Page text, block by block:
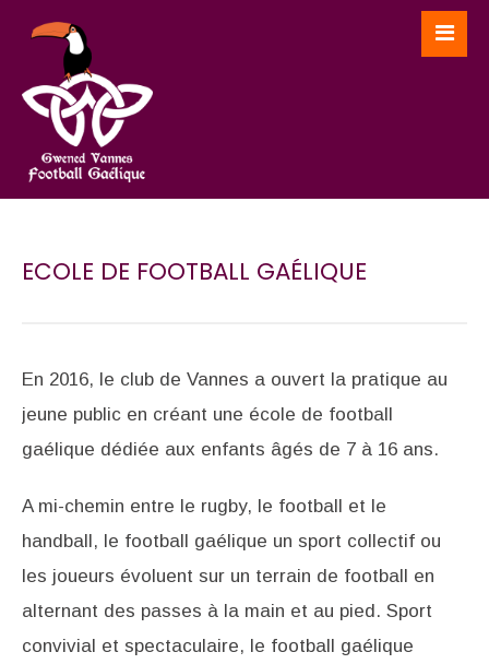
ECOLE DE FOOTBALL GAÉLIQUE
En 2016, le club de Vannes a ouvert la pratique au
jeune public en créant une école de football
gaélique dédiée aux enfants âgés de 7 à 16 ans.
A mi-chemin entre le rugby, le football et le
handball, le football gaélique un sport collectif ou
les joueurs évoluent sur un terrain de football en
alternant des passes à la main et au pied. Sport
convivial et spectaculaire, le football gaélique